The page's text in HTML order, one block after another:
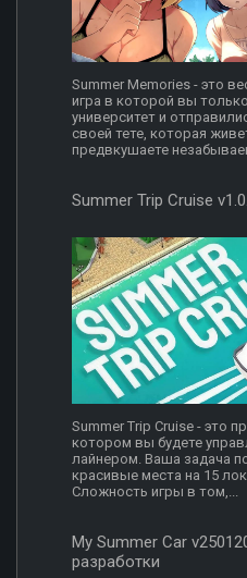
Summer Memories - это
игра в которой вы
университет и
своей тете, которая
предвкушаете
Summer Trip Cruise
Summer Trip Cruise - это
котором вы будете
лайнером. Ваша задача
красивые места на 15
Сложность игры в том,...
My Summer Car
разработки